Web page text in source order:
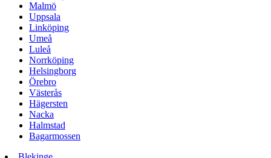
Malmö
Uppsala
Linköping
Umeå
Luleå
Norrköping
Helsingborg
Örebro
Västerås
Hägersten
Nacka
Halmstad
Bagarmossen